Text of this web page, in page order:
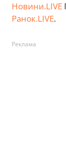
Новини.LIVE
Ранок.LIVE.
Реклама